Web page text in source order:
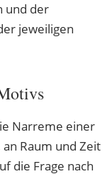
und der
jeweiligen
Narreme einer
an Raum und Zeit
die Frage nach